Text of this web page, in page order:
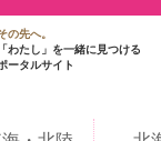
の先へ。
わたし」を一緒に見つける
ータルサイト